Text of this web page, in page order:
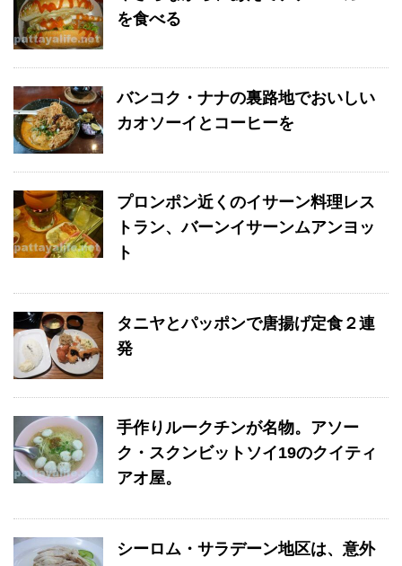
を食べる
バンコク・ナナの裏路地でおいしい
カオソーイとコーヒーを
プロンポン近くのイサーン料理レス
トラン、バーンイサーンムアンヨッ
ト
タニヤとパッポンで唐揚げ定食２連
発
手作りルークチンが名物。アソー
ク・スクンビットソイ19のクイティ
アオ屋。
シーロム・サラデーン地区は、意外